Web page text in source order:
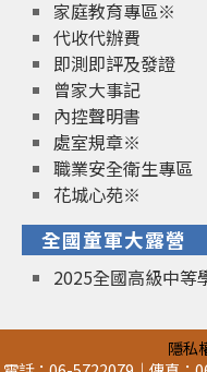
家庭教育專區※
代收代辦費
即測即評及發證
曾家大事記
內控聲明書
處室規章※
職業安全衛生專區
花城心苑※
全國童軍大露營
2025全國高級中等
隱私